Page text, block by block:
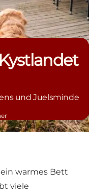
und Juelsminde
warmes Bett
viele